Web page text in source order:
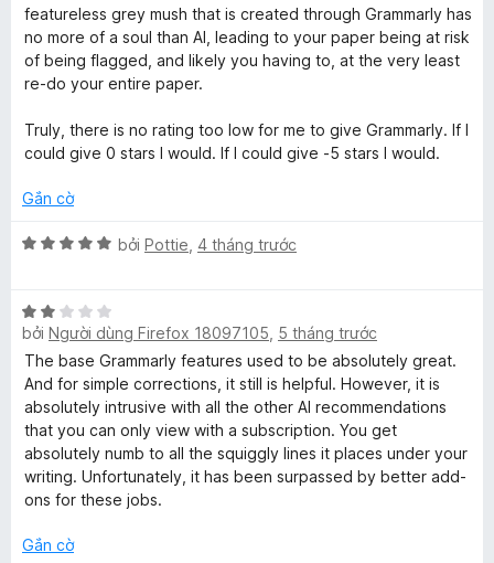
5
n
g
s
ố
featureless grey mush that is created through Grammarly has
no more of a soul than AI, leading to your paper being at risk
of being flagged, and likely you having to, at the very least
re-do your entire paper.
Truly, there is no rating too low for me to give Grammarly. If I
could give 0 stars I would. If I could give -5 stars I would.
Gắn cờ
X
h
ạ
n
g
5
t
r
o
n
s
bởi Pottie 4 tháng trước
X
ế
p
h
ạ
n
g
2
t
o
bởi Người dùng Firefox 18097105 5 tháng trước
The base Grammarly features used to be absolutely great.
And for simple corrections, it still is helpful. However, it is
absolutely intrusive with all the other AI recommendations
that you can only view with a subscription. You get
absolutely numb to all the squiggly lines it places under your
writing. Unfortunately, it has been surpassed by better add-
ons for these jobs.
Gắn cờ